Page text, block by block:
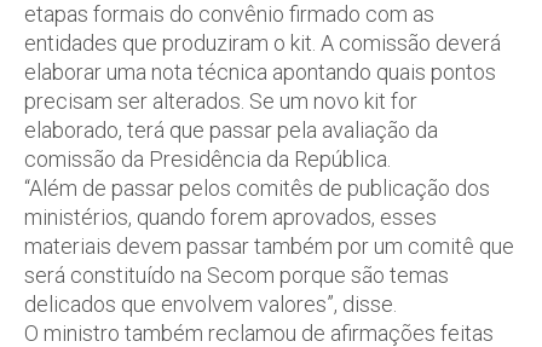
etapas formais do convênio firmado com as
entidades que produziram o kit. A comissão deverá
elaborar uma nota técnica apontando quais pontos
precisam ser alterados. Se um novo kit for
elaborado, terá que passar pela avaliação da
comissão da Presidência da República.
“Além de passar pelos comitês de publicação dos
ministérios, quando forem aprovados, esses
materiais devem passar também por um comitê que
será constituído na Secom porque são temas
delicados que envolvem valores”, disse.
O ministro também reclamou de afirmações feitas